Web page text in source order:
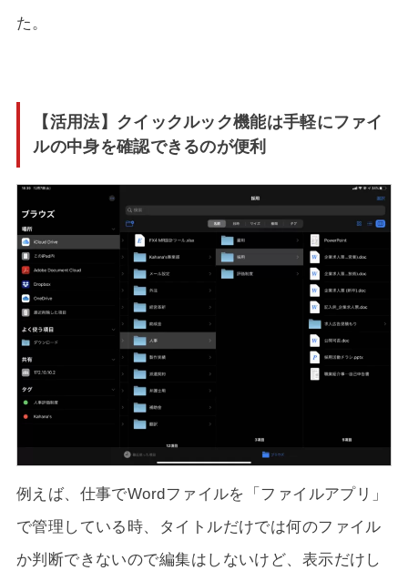
た。
【活用法】クイックルック機能は手軽にファイ
ルの中身を確認できるのが便利
例えば、仕事でWordファイルを「ファイルアプリ」
で管理している時、タイトルだけでは何のファイル
か判断できないので編集はしないけど、表示だけし